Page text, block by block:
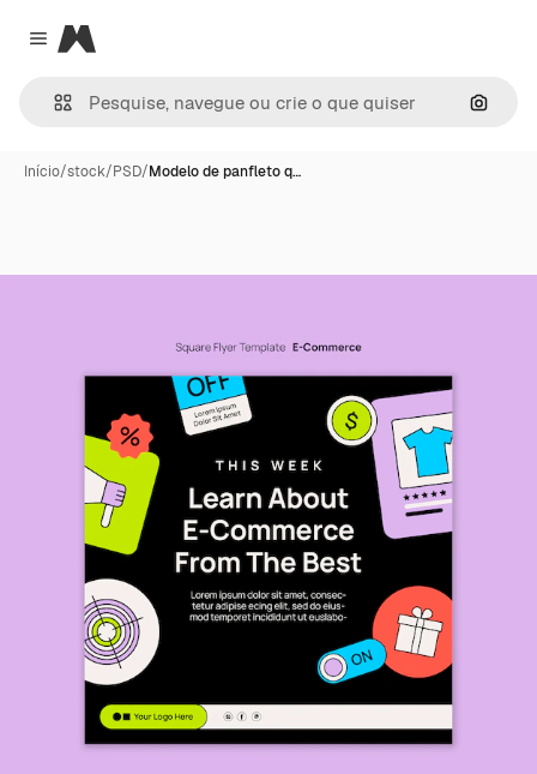
Close menu
Magnific
Início/stock/PSD/Modelo de panfleto q…